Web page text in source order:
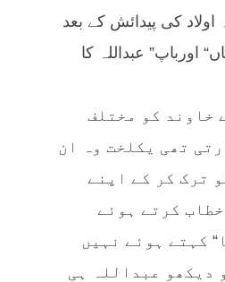
کی پیدائش کے بعد
اورباپ” عبداللہ کا
خاوند کو مختلف
تھی یکلخت وہ ان
ترک کر کے اپنے
کرتے ہوئے
کہتے ہوئے نہیں
دیکھو عبداللہ ہی